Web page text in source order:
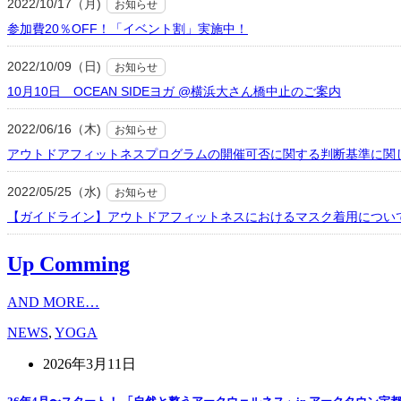
2022/10/17（月) お知らせ
参加費20％OFF！「イベント割」実施中！
2022/10/09（日) お知らせ
10月10日 OCEAN SIDEヨガ @横浜大さん橋中止のご案内
2022/06/16（木) お知らせ
アウトドアフィットネスプログラムの開催可否に関する判断基準に関
2022/05/25（水) お知らせ
【ガイドライン】アウトドアフィットネスにおけるマスク着用につい
Up Comming
AND MORE…
NEWS, YOGA
2026年3月11日